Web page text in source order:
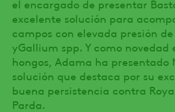
el encargado de presentar
excelente solución para
campos con elevada presión
yGallium spp. Y como novedad
hongos, Adama ha presentado
solución que destaca por su
buena persistencia contra
Parda.